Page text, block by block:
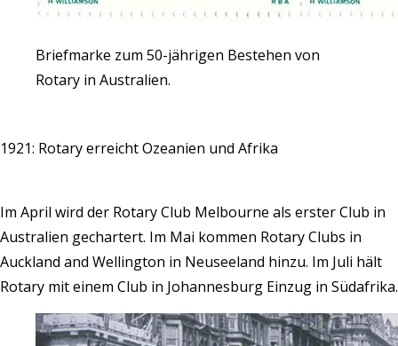
Briefmarke zum 50-jährigen Bestehen von
Rotary in Australien.
1921: Rotary erreicht Ozeanien und Afrika
Im April wird der Rotary Club Melbourne als erster Club in
Australien gechartert. Im Mai kommen Rotary Clubs in
Auckland and Wellington in Neuseeland hinzu. Im Juli hält
Rotary mit einem Club in Johannesburg Einzug in Südafrika.